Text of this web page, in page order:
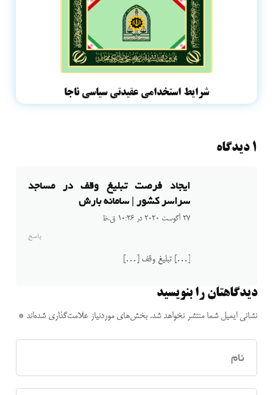
شرایط استخدامی عقیدتی سیاسی ناجا
1 دیدگاه
ایجاد فرصت تبلیغ وقف در مساجد
سراسر کشور | سامانه بارش
27 آگوست 2020 در 10:26 ق.ظ
پاسخ
[…] تبلیغ وقف […]
دیدگاهتان را بنویسید
نشانی ایمیل شما منتشر نخواهد شد. بخش‌های موردنیاز علامت‌گذاری شده‌اند*